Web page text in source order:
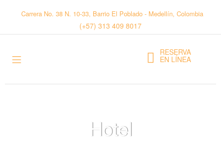
Carrera No. 38 N. 10-33, Barrio El Poblado - Medellín, Colombia
(+57) 313 409 8017
RESERVA
EN LÍNEA
Hotel